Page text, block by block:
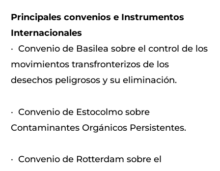
Principales convenios e Instrumentos
Internacionales
· Convenio de Basilea sobre el control de los
movimientos transfronterizos de los
desechos peligrosos y su eliminación.
· Convenio de Estocolmo sobre
Contaminantes Orgánicos Persistentes.
· Convenio de Rotterdam sobre el